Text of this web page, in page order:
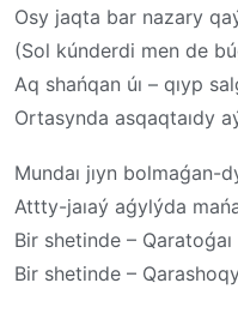
Osy jaqta bar nazary
(Sol kúnderdi men de
Aq shańqan úı – qıyp
Ortasynda asqaqtaıdy
Mundaı jıyn bolmaǵan-
Attty-jaıaý aǵylýda
Bir shetinde –
Bir shetinde –